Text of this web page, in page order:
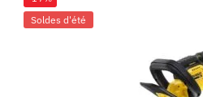
Soldes d'été